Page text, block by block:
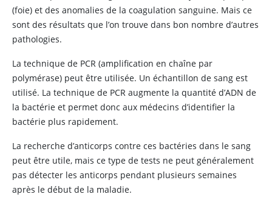
(foie) et des anomalies de la coagulation sanguine. Mais ce
sont des résultats que l’on trouve dans bon nombre d’autres
pathologies.
La technique de PCR (amplification en chaîne par
polymérase) peut être utilisée. Un échantillon de sang est
utilisé. La technique de PCR augmente la quantité d’ADN de
la bactérie et permet donc aux médecins d’identifier la
bactérie plus rapidement.
La recherche d’anticorps contre ces bactéries dans le sang
peut être utile, mais ce type de tests ne peut généralement
pas détecter les anticorps pendant plusieurs semaines
après le début de la maladie.